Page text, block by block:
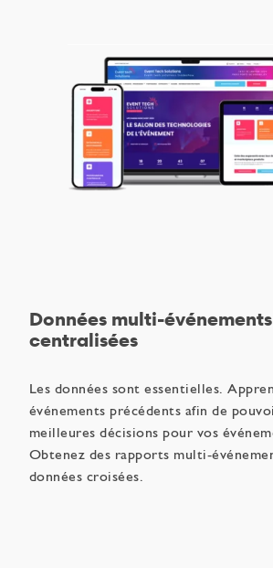
Données multi-événements
centralisées
Les données sont essentielles.
événements précédents afin de
meilleures décisions pour vos
Obtenez des rapports multi-
données croisées.